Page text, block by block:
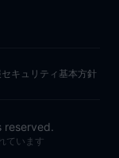
キュリティ基本方針
reserved.
ています